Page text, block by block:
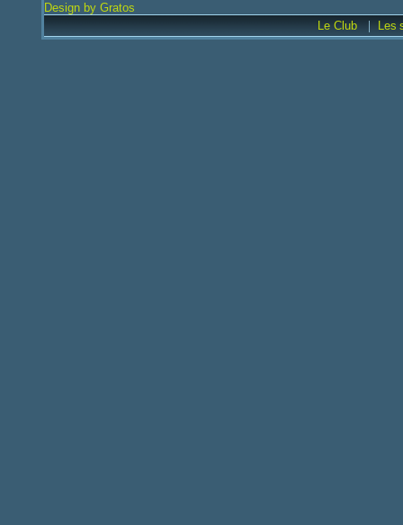
Design by Gratos
Le Club
| Les